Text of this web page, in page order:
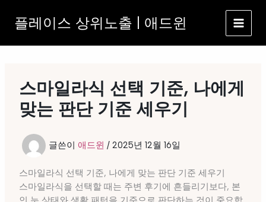
로
플레이스 상위노출 | 애드윈
스마일라식 선택 기준, 나에게
맞는 판단 기준 세우기
글쓴이 애드윈 / 2025년 12월 16일
스마일라식 선택 기준, 나에게 맞는 판단 기준 세우기
스마일라식을 선택할 때는 주변 후기에 흔들리기보다, 본